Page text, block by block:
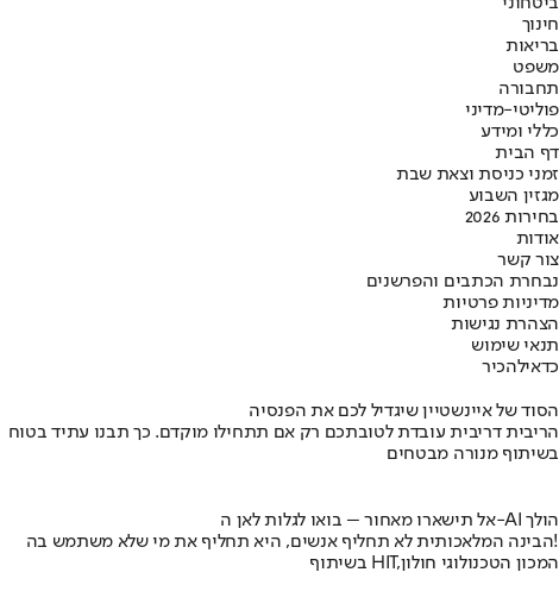
חינוך
בריאות
משפט
תחבורה
פוליטי-מדיני
כללי ומידע
דף הבית
זמני כניסת וצאת שבת
מגזין השבוע
בחירות 2026
אודות
צור קשר
נבחרת הכתבים והפרשנים
מדיניות פרטיות
הצהרת נגישות
תנאי שימוש
כדאילהכיר
הסוד של איינשטיין שיגדיל לכם את הפנסיה
הריבית דריבית עובדת לטובתכם רק אם תתחילו מוקדם. כך תבנו עתיד בטוח
בשיתוף מנורה מבטחים
אל תישארו מאחור – בואו לגלות לאן ה-AI הולך
הבינה המלאכותית לא תחליף אנשים, היא תחליף את מי שלא משתמש בה!
בשיתוף HIT,המכון הטכנולוגי חולון